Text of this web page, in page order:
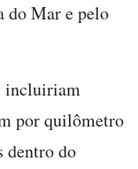
do Mar e pelo
incluiriam
por quilômetro
dentro do